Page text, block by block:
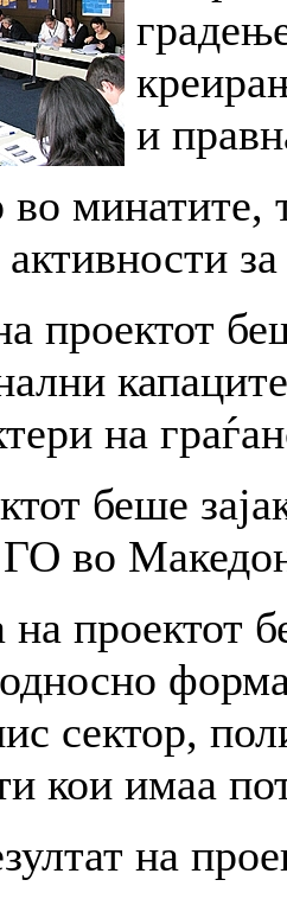
и
минатите,
проектот
на
беше
ГО во
проектот
сектор,
кои имаа
на